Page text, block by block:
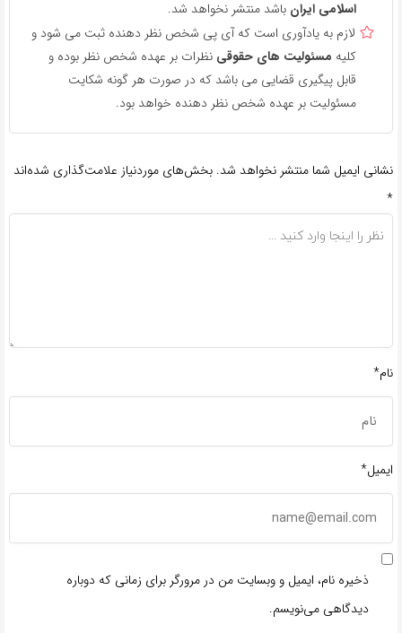
اسلامی ایران باشد منتشر نخواهد شد.
لازم به یادآوری است که آی پی شخص نظر دهنده ثبت می شود و
کلیه مسئولیت های حقوقی نظرات بر عهده شخص نظر بوده و
قابل پیگیری قضایی می باشد که در صورت هر گونه شکایت
مسئولیت بر عهده شخص نظر دهنده خواهد بود.
نشانی ایمیل شما منتشر نخواهد شد. بخش‌های موردنیاز علامت‌گذاری شده‌اند
*
نام*
ایمیل*
ذخیره نام، ایمیل و وبسایت من در مرورگر برای زمانی که دوباره
دیدگاهی می‌نویسم.